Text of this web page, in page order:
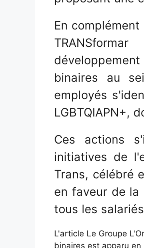
En
binaires au
employés
LGBTQIAPN+,
Ces actions
initiatives de
Trans, célébré
en faveur de
tous les
L'article Le Groupe
binaires est apparu